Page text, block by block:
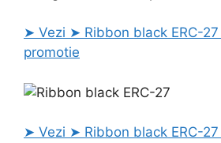
➤ Vezi ➤ Ribbon black ERC-
promotie
➤ Vezi ➤ Ribbon black ERC-